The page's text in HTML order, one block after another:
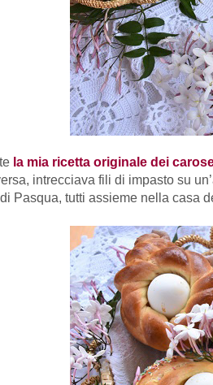
la mia ricetta originale dei
intrecciava fili di impasto su
Pasqua, tutti assieme nella casa